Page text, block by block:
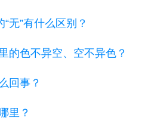
无”有什么区别？
的色不异空、空不异色？
回事？
里？